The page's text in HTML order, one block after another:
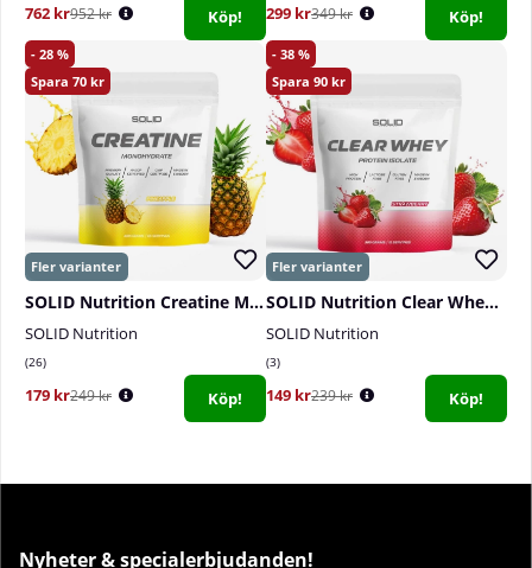
762 kr952 kr Köp! 299 kr349 kr Köp!
28
70
SOLID Nutrition Creatine Monohydrate, 400 g
SOLID Nutrition
26
179 kr249 kr Köp!
38
90
SOLID Nutrition Clear Whey, 300 g
SOLID Nutrition
3
149 kr239 kr Köp!
Nyheter & specialerbjudanden!